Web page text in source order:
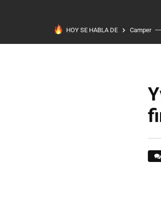
HOY SE HABLA DE Camper